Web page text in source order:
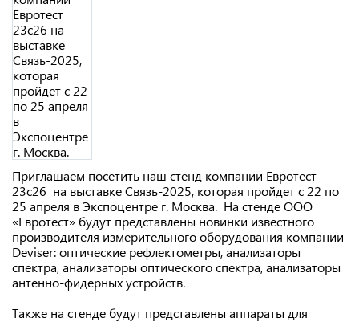
Приглашаем посетить наш стенд компании Евротест
23с26 на выставке Связь-2025, которая пройдет с 22 по
25 апреля в Экспоцентре г. Москва. На стенде ООО
«Евротест» будут представлены новинки известного
производителя измерительного оборудования компании
Deviser: оптические рефлектометры, анализаторы
спектра, анализаторы оптического спектра, анализаторы
антенно-фидерных устройств.
Также на стенде будут представлены аппараты для